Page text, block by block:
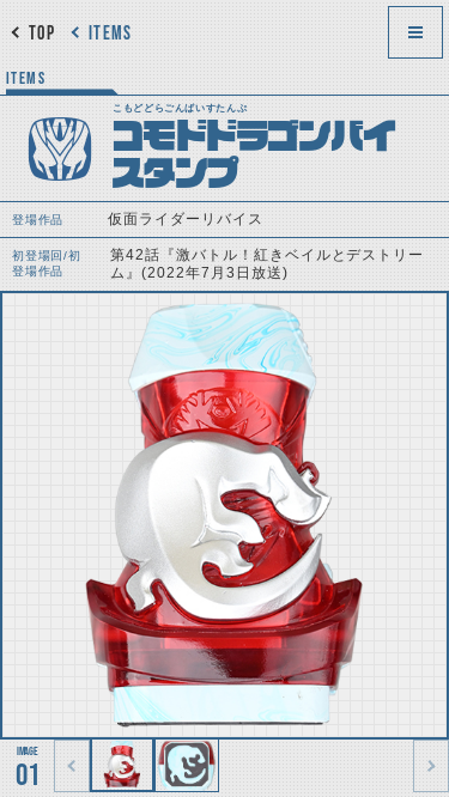
ITEMS
TOP
ITEMS
こもどどらごんばいすたんぷ
コモドドラゴンバイ
スタンプ
登場作品 仮面ライダーリバイス
初登場回/初
登場作品
第42話『激バトル！紅きベイルとデストリー
ム』(2022年7月3日放送)
01